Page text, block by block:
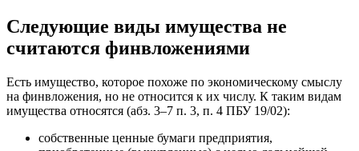
Следующие виды имущества не
считаются финвложениями
Есть имущество, которое похоже по экономическому смыслу
на финвложения, но не относится к их числу. К таким видам
имущества относятся (абз. 3–7 п. 3, п. 4 ПБУ 19/02):
собственные ценные бумаги предприятия,